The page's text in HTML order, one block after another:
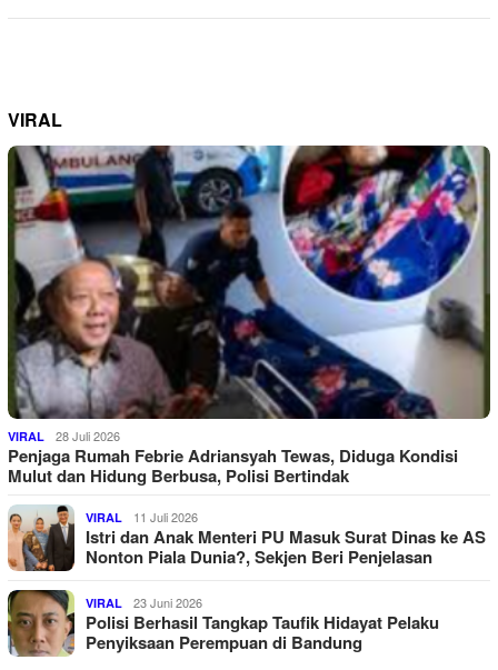
VIRAL
VIRAL 28 Juli 2026
Penjaga Rumah Febrie Adriansyah Tewas, Diduga Kondisi
Mulut dan Hidung Berbusa, Polisi Bertindak
VIRAL 11 Juli 2026
Istri dan Anak Menteri PU Masuk Surat Dinas ke AS
Nonton Piala Dunia?, Sekjen Beri Penjelasan
VIRAL 23 Juni 2026
Polisi Berhasil Tangkap Taufik Hidayat Pelaku
Penyiksaan Perempuan di Bandung